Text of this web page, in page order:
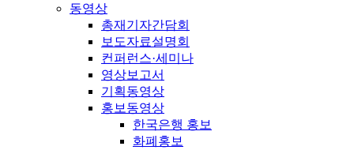
동영상
총재기자간담회
보도자료설명회
컨퍼런스·세미나
영상보고서
기획동영상
홍보동영상
한국은행 홍보
화폐홍보